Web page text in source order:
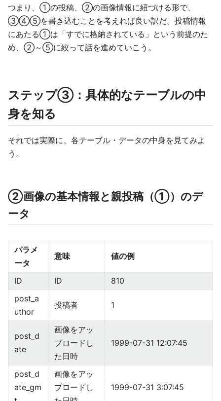
つまり、①の投稿、②の画像情報に紐づける形で、
③④⑤を書き込むことを考えれば良い訳だ。投稿情報
にあたる①は「すでに格納されている」という前提のた
め、②～⑤に絞って話を進めていこう。
ステップ③：具体的なテーブルの中
身を知る
それでは実際に、各テーブル・データの中身を見てみよ
う。
②画像の基本情報と親投稿（①）のデ
ータ
パラメ
ータ
意味 値の例
ID ID
810
post_a
uthor
投稿者 1
post_d
ate
画像をアッ
プロードし
た日時
1999-07-31 12:07:45
post_d
ate_gm
画像をアッ
プロードし
1999-07-31 3:07:45